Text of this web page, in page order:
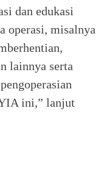
dan edukasi
operasi, misalnya
lainnya serta
ini,” lanjut